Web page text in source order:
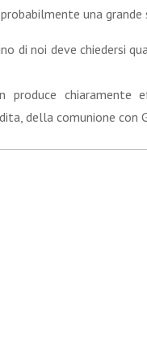
una grande
di noi deve chiedersi
chiaramente
della comunione con